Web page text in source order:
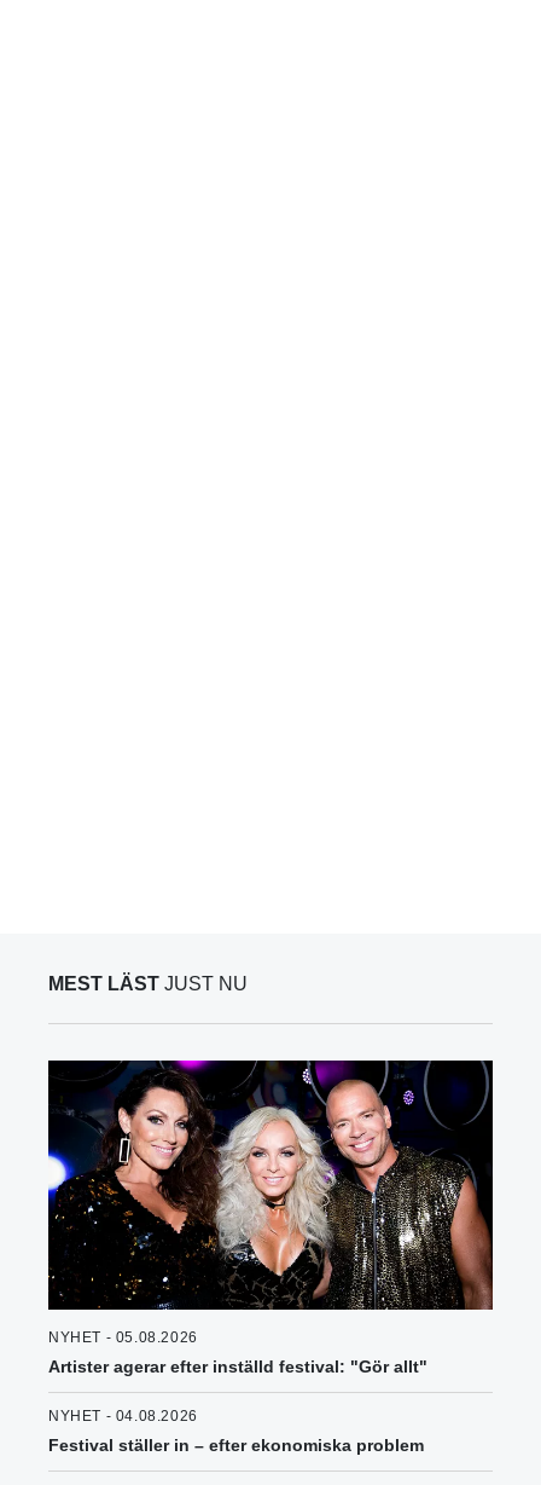
MEST LÄST JUST NU
NYHET - 05.08.2026
Artister agerar efter inställd festival: "Gör allt"
NYHET - 04.08.2026
Festival ställer in – efter ekonomiska problem